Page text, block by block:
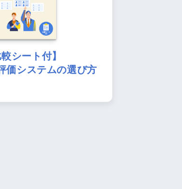
較シート付】
価システムの選び方